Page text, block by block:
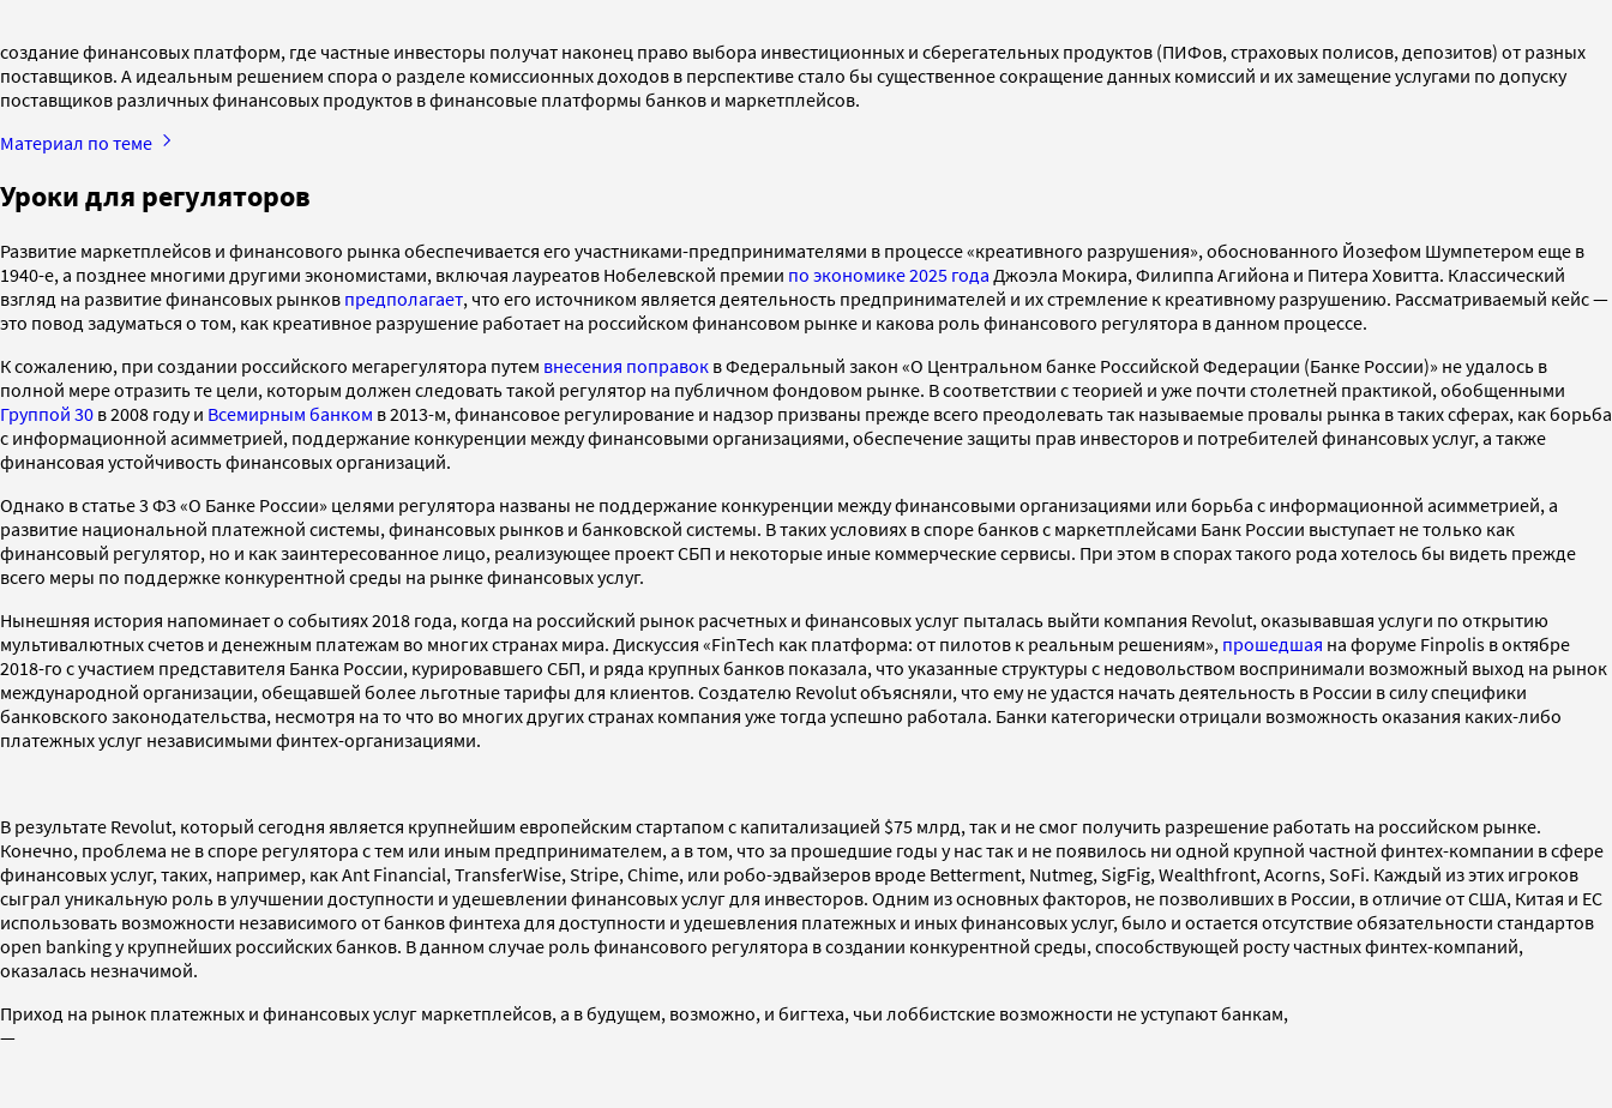
создание финансовых платформ, где частные инвесторы получат наконец право выбора инвестиционных и сберегательных продуктов (ПИФов, страховых полисов, депозитов) от разных
поставщиков. А идеальным решением спора о разделе комиссионных доходов в перспективе стало бы существенное сокращение данных комиссий и их замещение услугами по допуску
поставщиков различных финансовых продуктов в финансовые платформы банков и маркетплейсов.
Материал по теме
Уроки для регуляторов
Развитие маркетплейсов и финансового рынка обеспечивается его участниками-предпринимателями в процессе «креативного разрушения», обоснованного Йозефом Шумпетером еще в
1940-е, а позднее многими другими экономистами, включая лауреатов Нобелевской премии по экономике 2025 года Джоэла Мокира, Филиппа Агийона и Питера Ховитта. Классический
взгляд на развитие финансовых рынков предполагает, что его источником является деятельность предпринимателей и их стремление к креативному разрушению. Рассматриваемый кейс —
это повод задуматься о том, как креативное разрушение работает на российском финансовом рынке и какова роль финансового регулятора в данном процессе.
К сожалению, при создании российского мегарегулятора путем внесения поправок в Федеральный закон «О Центральном банке Российской Федерации (Банке России)» не удалось в
полной мере отразить те цели, которым должен следовать такой регулятор на публичном фондовом рынке. В соответствии с теорией и уже почти столетней практикой, обобщенными
Группой 30 в 2008 году и Всемирным банком в 2013-м, финансовое регулирование и надзор призваны прежде всего преодолевать так называемые провалы рынка в таких сферах, как борьба
с информационной асимметрией, поддержание конкуренции между финансовыми организациями, обеспечение защиты прав инвесторов и потребителей финансовых услуг, а также
финансовая устойчивость финансовых организаций.
Однако в статье 3 ФЗ «О Банке России» целями регулятора названы не поддержание конкуренции между финансовыми организациями или борьба с информационной асимметрией, а
развитие национальной платежной системы, финансовых рынков и банковской системы. В таких условиях в споре банков с маркетплейсами Банк России выступает не только как
финансовый регулятор, но и как заинтересованное лицо, реализующее проект СБП и некоторые иные коммерческие сервисы. При этом в спорах такого рода хотелось бы видеть прежде
всего меры по поддержке конкурентной среды на рынке финансовых услуг.
Нынешняя история напоминает о событиях 2018 года, когда на российский рынок расчетных и финансовых услуг пыталась выйти компания Revolut, оказывавшая услуги по открытию
мультивалютных счетов и денежным платежам во многих странах мира. Дискуссия «FinTech как платформа: от пилотов к реальным решениям», прошедшая на форуме Finpolis в октябре
2018-го с участием представителя Банка России, курировавшего СБП, и ряда крупных банков показала, что указанные структуры с недовольством воспринимали возможный выход на рынок
международной организации, обещавшей более льготные тарифы для клиентов. Создателю Revolut объясняли, что ему не удастся начать деятельность в России в силу специфики
банковского законодательства, несмотря на то что во многих других странах компания уже тогда успешно работала. Банки категорически отрицали возможность оказания каких-либо
платежных услуг независимыми финтех-организациями.
В результате Revolut, который сегодня является крупнейшим европейским стартапом с капитализацией $75 млрд, так и не смог получить разрешение работать на российском рынке.
Конечно, проблема не в споре регулятора с тем или иным предпринимателем, а в том, что за прошедшие годы у нас так и не появилось ни одной крупной частной финтех-компании в сфере
финансовых услуг, таких, например, как Ant Financial, TransferWise, Stripe, Chime, или робо-эдвайзеров вроде Betterment, Nutmeg, SigFig, Wealthfront, Acorns, SoFi. Каждый из этих игроков
сыграл уникальную роль в улучшении доступности и удешевлении финансовых услуг для инвесторов. Одним из основных факторов, не позволивших в России, в отличие от США, Китая и ЕС
использовать возможности независимого от банков финтеха для доступности и удешевления платежных и иных финансовых услуг, было и остается отсутствие обязательности стандартов
open banking у крупнейших российских банков. В данном случае роль финансового регулятора в создании конкурентной среды, способствующей росту частных финтех-компаний,
оказалась незначимой.
Приход на рынок платежных и финансовых услуг маркетплейсов, а в будущем, возможно, и бигтеха, чьи лоббистские возможности не уступают банкам,
—